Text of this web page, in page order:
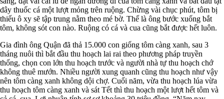
dây thuốc cá một lượt mỏng trên ruộng. Chừng vài chục phút, tôm bị
thiếu ô xy sẽ tập trung nằm theo mé bờ. Thế là ông bước xuống bắt
tôm, không sót con nào. Ruộng có cá và cua cũng bắt được hết luôn.
Gia đình ông Quận đã thả 15.000 con giống tôm càng xanh, sau 3
tháng nuôi thì bắt đầu thu hoạch lai rai theo phương pháp truyền
thống, chọn con lớn thu hoạch trước và người nhà tự thu hoạch chớ
không thuê mướn. Nhiều người xung quanh cũng thu hoạch như vậy
nên tôm càng xanh không dội chợ. Cuối năm, vừa thu hoạch lúa vừa
thu hoạch tôm càng xanh và sát Tết thì thu hoạch một lượt hết tôm và